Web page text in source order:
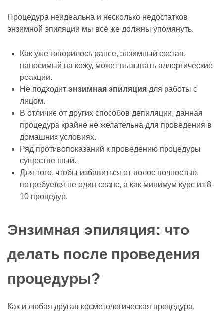
Процедура неидеальна и несколько недостатков
энзимной эпиляции мы всё же должны упомянуть.
Как уже говорилось ранее, энзимный состав,
наносимый на кожу, может вызывать аллергические
реакции.
Не подходит энзимная эпиляция для работы с
лицом.
В отличие от других способов депиляции, данная
процедура крайне не желательна для проведения в
домашних условиях.
Ряд противопоказаний к проведению процедуры
существенный.
Для того, чтобы избавиться от волос полностью,
потребуется не один сеанс, а как минимум курс из 8-
10 процедур.
Энзимная эпиляция: что
делать после проведения
процедуры?
Как и любая другая косметологическая процедура,